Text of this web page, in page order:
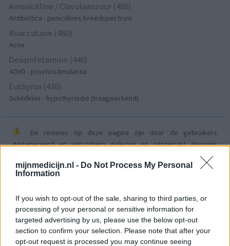
mijnmedicijn.nl - Do Not Process My Personal
Information
If you wish to opt-out of the sale, sharing to third parties, or
processing of your personal or sensitive information for
targeted advertising by us, please use the below opt-out
section to confirm your selection. Please note that after your
opt-out request is processed you may continue seeing
Amoxicilline / Clavulaanzuur (486)
Antibiotica - penicillines breedspectrum
Roaccutane (480)
Acne
Dexamfetamine (446)
ADHD - psychostimulantia
Euthyrox (436)
Schildklier - hypothyroidie (traagwerkend)
De reviews op deze pagina zijn door de gebruikers
gegenereerd en vervolgens gelezen en aangepast alvorens
goedkeuring, om zo te voldoen aan onze standaarden wat betreft
een review voor een medicijn. Voor het delen van ervaringen is
geen medische kennis noodzakelijk. Op deze manier geven de
die van de eigenaar van deze website. Denk er aan dat de
ervaringen kunnen verschillen van persoon tot persoon en dat u
voor medisch advies altijd contact op moet nemen met uw arts of
apotheker.